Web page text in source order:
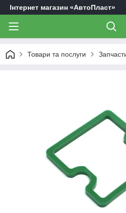
Інтернет магазин «АвтоПласт»
Товари та послуги